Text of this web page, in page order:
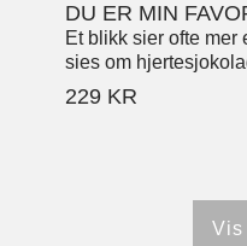
DU ER MIN
Et blikk sier ofte mer
sies om
229 KR
Vis